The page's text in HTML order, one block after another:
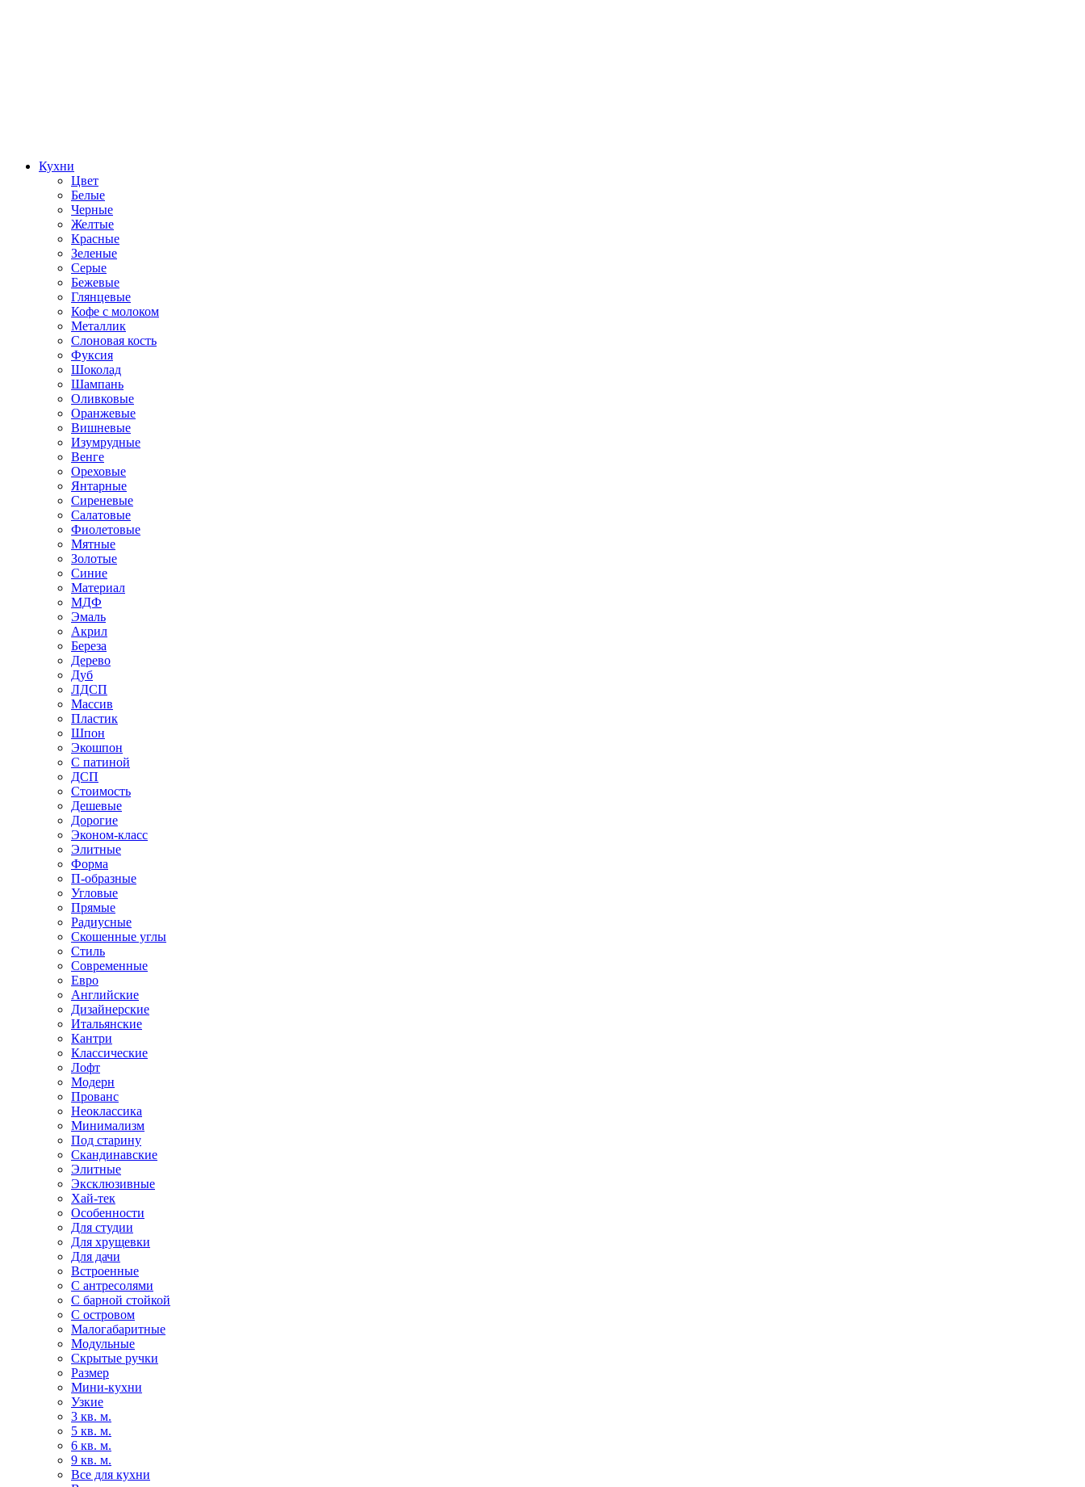
Кухни
Цвет
Белые
Черные
Желтые
Красные
Зеленые
Серые
Бежевые
Глянцевые
Кофе с молоком
Металлик
Слоновая кость
Фуксия
Шоколад
Шампань
Оливковые
Оранжевые
Вишневые
Изумрудные
Венге
Ореховые
Янтарные
Сиреневые
Салатовые
Фиолетовые
Мятные
Золотые
Синие
Материал
МДФ
Эмаль
Акрил
Береза
Дерево
Дуб
ЛДСП
Массив
Пластик
Шпон
Экошпон
С патиной
ДСП
Стоимость
Дешевые
Дорогие
Эконом-класс
Элитные
Форма
П-образные
Угловые
Прямые
Радиусные
Скошенные углы
Стиль
Современные
Евро
Английские
Дизайнерские
Итальянские
Кантри
Классические
Лофт
Модерн
Прованс
Неоклассика
Минимализм
Под старину
Скандинавские
Элитные
Эксклюзивные
Хай-тек
Особенности
Для студии
Для хрущевки
Для дачи
Встроенные
С антресолями
С барной стойкой
С островом
Малогабаритные
Модульные
Скрытые ручки
Размер
Мини-кухни
Узкие
3 кв. м.
5 кв. м.
6 кв. м.
9 кв. м.
Все для кухни